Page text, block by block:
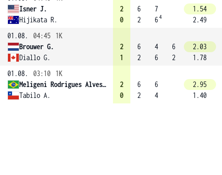
Isner J.
Hijikata R.
2
0
6
2
7
64
1.54
2.49
01.08.
04:45
1K
Brouwer G.
Diallo G.
2
1
6
2
4
6
6
2
2.03
1.78
01.08.
03:10
1K
Meligeni Rodrigues Alves F.
Tabilo A.
2
0
6
2
6
4
2.95
1.40